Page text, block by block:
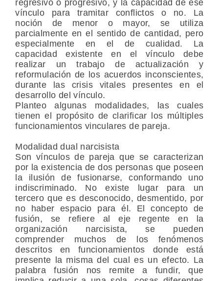
regresivo o progresivo, y la capacidad de ese
vínculo para tramitar conflictos o no. La
noción de menor o mayor, se utiliza
parcialmente en el sentido de cantidad, pero
especialmente en el de cualidad. La
capacidad existente en el vínculo debe
realizar un trabajo de actualización y
reformulación de los acuerdos inconscientes,
durante las crisis vitales presentes en el
desarrollo del vínculo.
Planteo algunas modalidades, las cuales
tienen el propósito de clarificar los múltiples
funcionamientos vinculares de pareja.
Modalidad dual narcisista
Son vínculos de pareja que se caracterizan
por la existencia de dos personas que poseen
la ilusión de fusionarse, conformando uno
indiscriminado. No existe lugar para un
tercero que es desconocido, desmentido, por
no haber espacio para él. El concepto de
fusión, se refiere al eje regente en la
organización narcisista, se pueden
comprender muchos de los fenómenos
descritos en funcionamientos donde está
presente la misma del cual es un efecto. La
palabra fusión nos remite a fundir, que